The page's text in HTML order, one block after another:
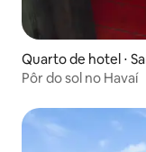
Quarto de hotel ⋅
Pôr do sol no Havaí